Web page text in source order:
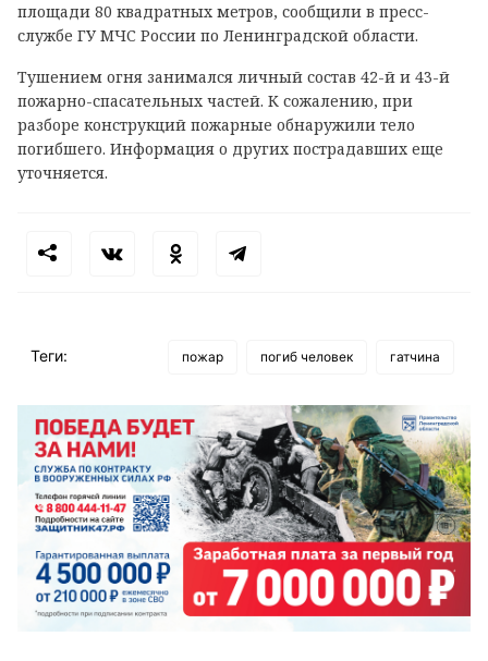
площади 80 квадратных метров, сообщили в пресс-
службе ГУ МЧС России по Ленинградской области.
Тушением огня занимался личный состав 42-й и 43-й
пожарно-спасательных частей. К сожалению, при
разборе конструкций пожарные обнаружили тело
погибшего. Информация о других пострадавших еще
уточняется.
Теги: пожар погиб человек гатчина